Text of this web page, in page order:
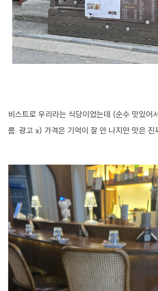
비스트로 우리라는 식당이었는데 (순수 맛있어
름. 광고 x) 가격은 기억이 잘 안 나지만 맛은 진